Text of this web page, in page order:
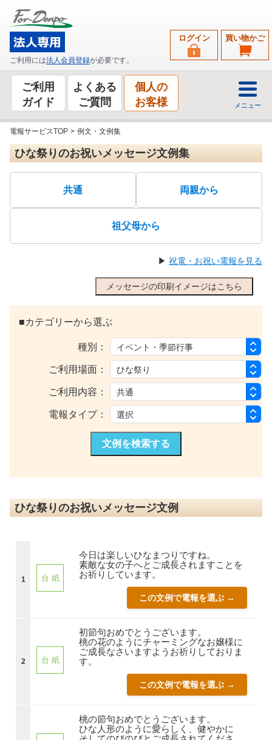
ご利用には法人会員登録が必要です。
買い物かご
ログイン
ご利用
ガイド
よくある
ご質問
個人の
お客様
メニュー
電報サービスTOP > 例文・文例集
ひな祭りのお祝いメッセージ文例集
共通 両親から
祖父母から
▶ 祝電・お祝い電報を見る
メッセージの印刷イメージはこちら
■カテゴリーから選ぶ
種別：
ご利用場面：
ご利用内容：
電報タイプ：
文例を検索する
ひな祭りのお祝いメッセージ文例
1 台 紙
今日は楽しいひなまつりですね。
素敵な女の子へとご成長されますことを
お祈りしています。
この文例で電報を選ぶ →
2 台 紙
初節句おめでとうございます。
桃の花のようにチャーミングなお嬢様に
ご成長なさいますようお祈りしておりま
す。
この文例で電報を選ぶ →
桃の節句おめでとうございます。
ひな人形のように愛らしく、健やかに